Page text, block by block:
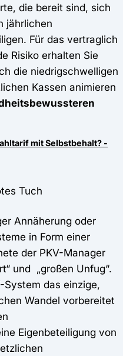
die bereit sind, sich
jährlichen
Für das vertraglich
Risiko erhalten Sie
die niedrigschwelligen
Kassen animieren
mit Selbstbehalt? -
Tuch
Annäherung oder
in Form einer
der PKV-Manager
und „großen Unfug“.
System das einzige,
Wandel vorbereitet
Eigenbeteiligung von